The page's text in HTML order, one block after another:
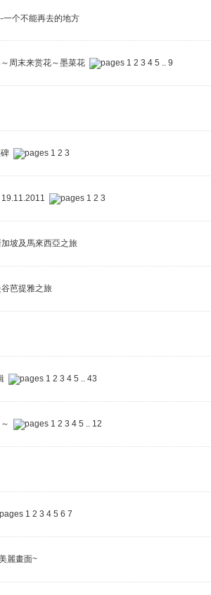
一个不能再去的地方
周末来赏花～墨菜花 1 2 3 4 5 .. 9
1 2 3
1 2 3
坡及馬來西亞之旅
芭提雅之旅
1 2 3 4 5 .. 43
1 2 3 4 5 .. 12
1 2 3 4 5 6 7
麗畫面~